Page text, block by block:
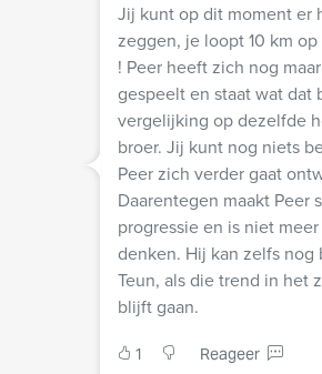
Jij kunt op dit moment er
zeggen, je loopt 10 km
! Peer heeft zich nog
gespeelt en staat wat
vergelijking op dezelfde
broer. Jij kunt nog niets
Peer zich verder gaat
Daarentegen maakt Peer
progressie en is niet
denken. Hij kan zelfs nog
Teun, als die trend in het
blijft gaan.
1 Reageer